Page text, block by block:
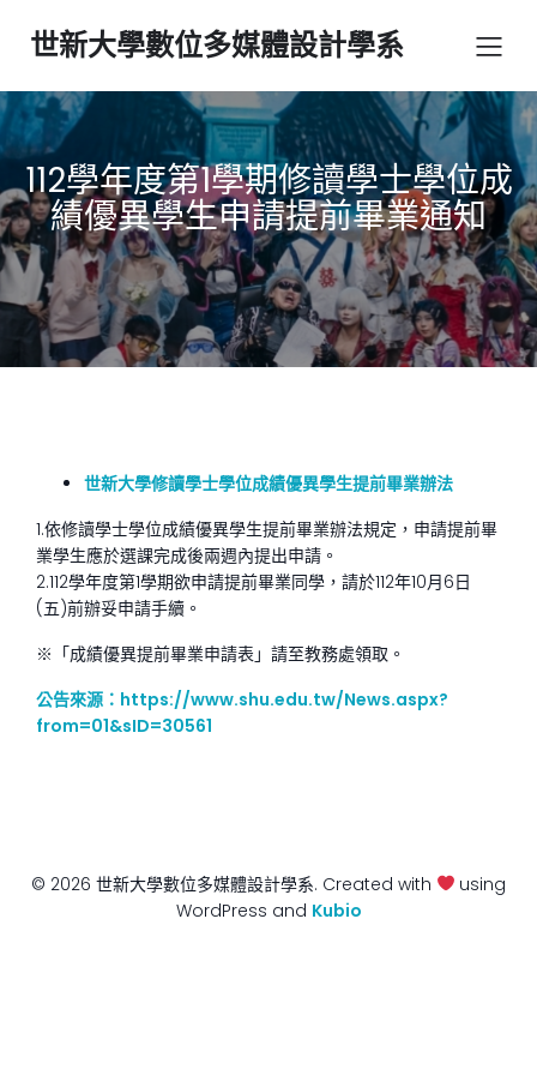
世新大學數位多媒體設計學系
112學年度第1學期修讀學士學位成
績優異學生申請提前畢業通知
世新大學修讀學士學位成績優異學生提前畢業辦法
1.依修讀學士學位成績優異學生提前畢業辦法規定，申請提前畢
業學生應於選課完成後兩週內提出申請。
2.112學年度第1學期欲申請提前畢業同學，請於112年10月6日
(五)前辦妥申請手續。
※「成績優異提前畢業申請表」請至教務處領取。
公告來源：https://www.shu.edu.tw/News.aspx?
from=01&sID=30561
© 2026 世新大學數位多媒體設計學系. Created with
using
WordPress and Kubio